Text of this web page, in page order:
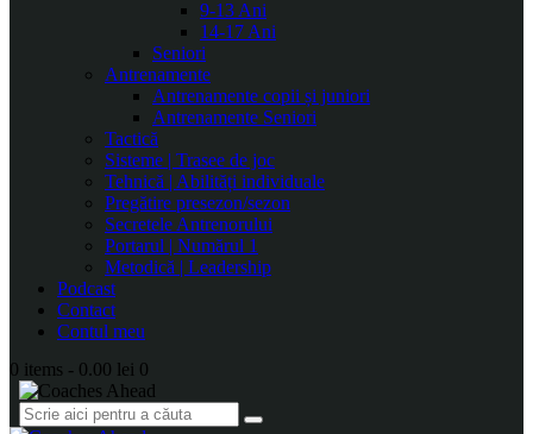
9-13 Ani
14-17 Ani
Seniori
Antrenamente
Antrenamente copii și juniori
Antrenamente Seniori
Tactică
Sisteme | Trasee de joc
Tehnică | Abilități individuale
Pregătire presezon/sezon
Secretele Antrenorului
Portarul | Numărul 1
Metodică | Leadership
Podcast
Contact
Contul meu
0 items - 0.00 lei 0